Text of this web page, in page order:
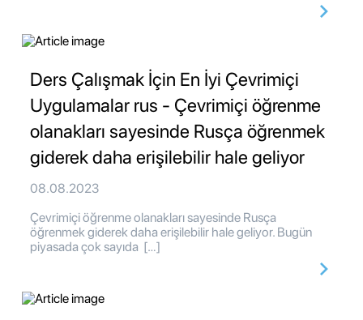
Ders Çalışmak İçin En İyi Çevrimiçi
Uygulamalar rus - Çevrimiçi öğrenme
olanakları sayesinde Rusça öğrenmek
giderek daha erişilebilir hale geliyor
08.08.2023
Çevrimiçi öğrenme olanakları sayesinde Rusça
öğrenmek giderek daha erişilebilir hale geliyor. Bugün
piyasada çok sayıda […]